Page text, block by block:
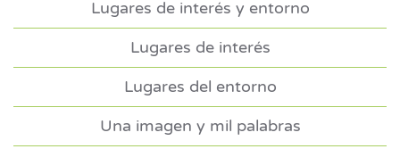
Lugares de interés y entorno
Lugares de interés
Lugares del entorno
Una imagen y mil palabras